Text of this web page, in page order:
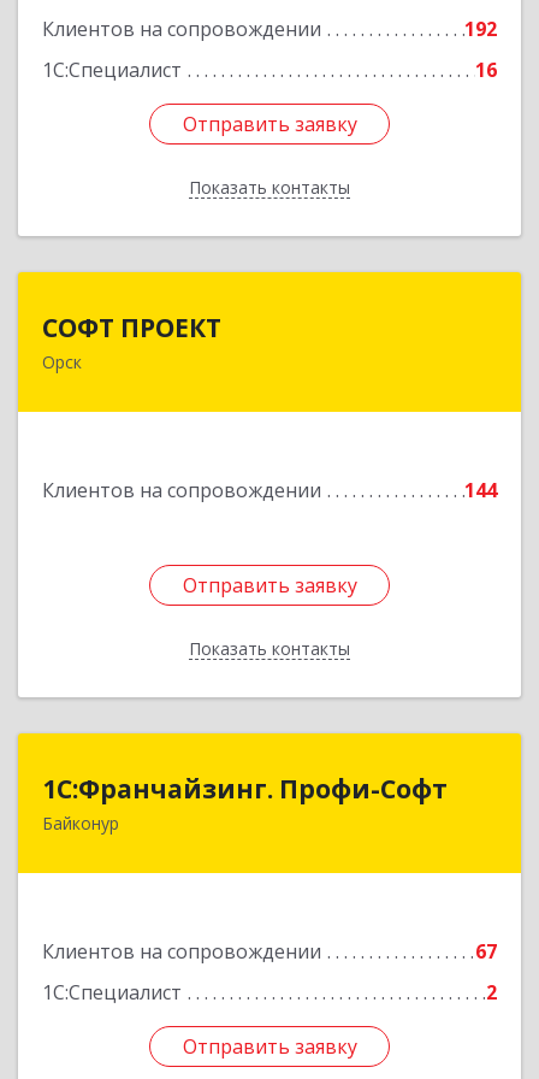
Клиентов на сопровождении
192
1С:Специалист
16
Отправить заявку
Показать контакты
Подробнее
Отправить заявку
Назад
СОФТ ПРОЕКТ
Орск
Клиентов на сопровождении 144
Отправить заявку
Показать контакты
Отправить заявку
Назад
1С:Франчайзинг. Профи-Софт
Байконур
Клиентов на сопровождении
67
1С:Специалист
2
Отправить заявку
1С:Франчайзинг. Профи-Софт
468320, Байконур г, Ленина ул, дом № 10,
Отправить заявку